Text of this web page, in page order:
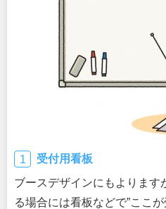
受付用看板
ブースデザインにもよります
る場合には看板などで”ここ